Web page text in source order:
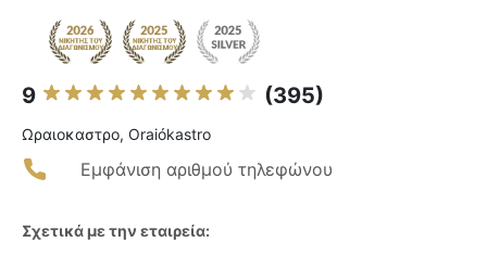
9 (395)
Ωραιοκαστρο, Oraiókastro
Εμφάνιση αριθμού τηλεφώνου
Σχετικά με την εταιρεία: